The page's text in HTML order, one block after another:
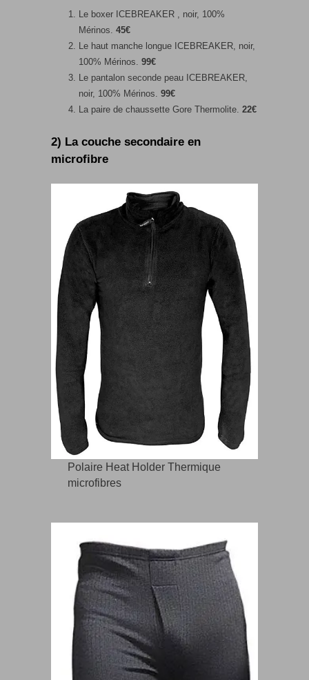
Le boxer ICEBREAKER , noir, 100%
Mérinos. 45€
Le haut manche longue ICEBREAKER, noir,
100% Mérinos. 99€
Le pantalon seconde peau ICEBREAKER,
noir, 100% Mérinos. 99€
La paire de chaussette Gore Thermolite. 22€
2) La couche secondaire en
microfibre
Polaire Heat Holder Thermique
microfibres